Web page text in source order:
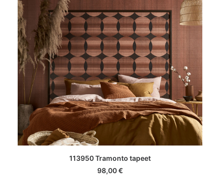
LISA KORVI
113950 Tramonto tapeet
98,00€